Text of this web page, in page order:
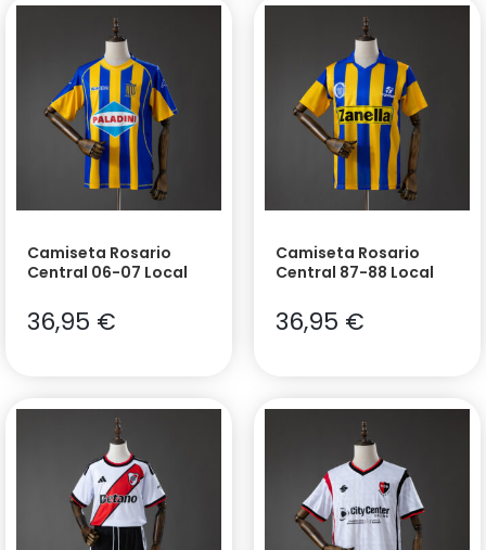
Camiseta Rosario
Central 06-07 Local
36,95 €
Camiseta Rosario
Central 87-88 Local
36,95 €